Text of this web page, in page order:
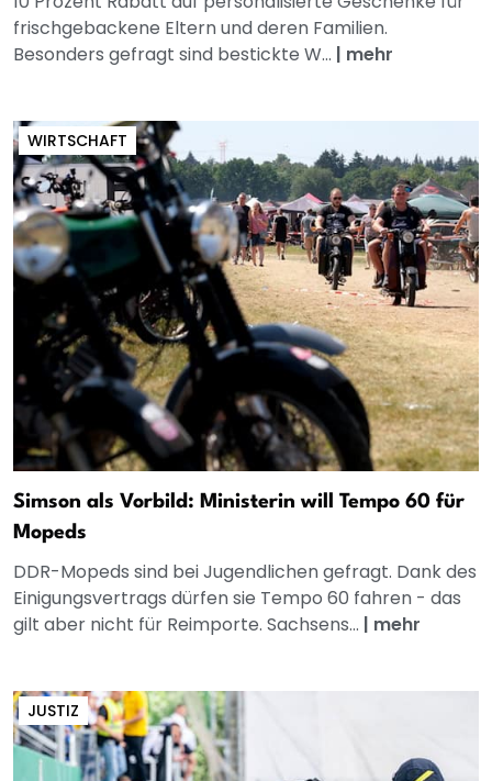
frischgebackene Eltern und deren Familien.
Besonders gefragt sind bestickte W... | mehr
WIRTSCHAFT
Simson als Vorbild: Ministerin will Tempo 60 für
Mopeds
DDR-Mopeds sind bei Jugendlichen gefragt. Dank des
Einigungsvertrags dürfen sie Tempo 60 fahren - das
gilt aber nicht für Reimporte. Sachsens... | mehr
JUSTIZ